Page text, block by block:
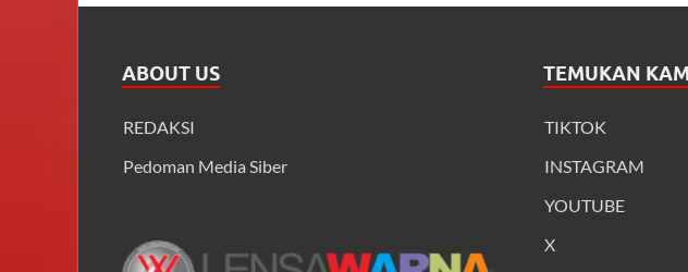
ABOUT US
REDAKSI
Pedoman Media Siber
TEMUKAN
TIKTOK
INSTAGRAM
YOUTUBE
X